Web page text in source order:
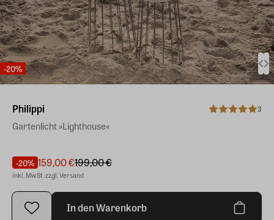
-20%
Philippi 3
Gartenlicht »Lighthouse«
-20% 159,00 €199,00 €
inkl. MwSt. zzgl. Versand
In den Warenkorb